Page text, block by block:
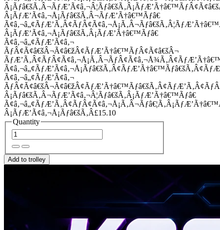
Â¡ÃƒÆ’Ã¢â‚¬Å¡Ãƒâ€šÃ‚Â¬ÃƒÆ’Ã†â€™Ãƒâ€
Â¡ÃƒÆ’Ã¢â‚¬Å¡Ãƒâ€šÃ‚Â¡ÃƒÆ’Ã†â€™Ãƒâ€
Ã¢â‚¬â„¢ÃƒÆ’Ã¢â‚¬
ÃƒÂ¢Ã¢â€šÂ¬Ã¢â€žÂ¢ÃƒÆ’Ã†â€™ÃƒÂ¢Ã¢â€šÂ¬
Ã¢â‚¬â„¢ÃƒÆ’Ã¢â‚¬
Â¡Ãƒâ€šÃ‚Â¬ÃƒÆ’Ã¢â‚¬Â¦Ãƒâ€šÃ‚Â¡ÃƒÆ’Ã†â€™Ãƒâ€
Â¡ÃƒÆ’Ã¢â‚¬Å¡Ãƒâ€šÃ‚Â£15.10
Quantity
Add to trolley